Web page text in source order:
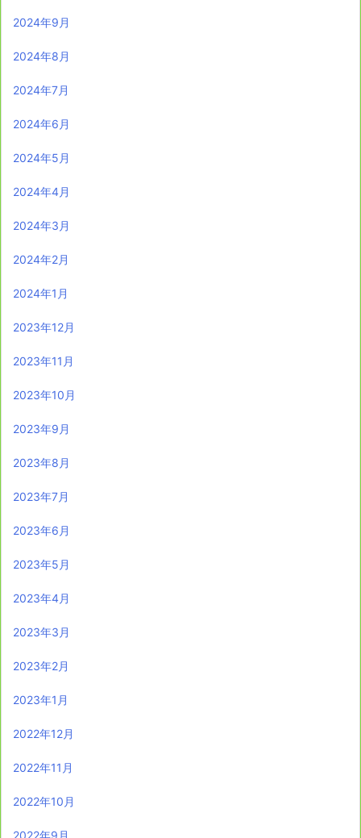
2024年9月
2024年8月
2024年7月
2024年6月
2024年5月
2024年4月
2024年3月
2024年2月
2024年1月
2023年12月
2023年11月
2023年10月
2023年9月
2023年8月
2023年7月
2023年6月
2023年5月
2023年4月
2023年3月
2023年2月
2023年1月
2022年12月
2022年11月
2022年10月